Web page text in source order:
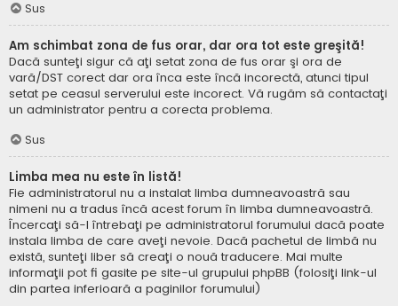
Sus
Am schimbat zona de fus orar, dar ora tot este greşită!
Dacă sunteţi sigur că aţi setat zona de fus orar şi ora de
vară/DST corect dar ora înca este încă incorectă, atunci tipul
setat pe ceasul serverului este incorect. Vă rugăm să contactaţi
un administrator pentru a corecta problema.
Sus
Limba mea nu este în listă!
Fie administratorul nu a instalat limba dumneavoastră sau
nimeni nu a tradus încă acest forum în limba dumneavoastră.
Încercaţi să-l întrebaţi pe administratorul forumului dacă poate
instala limba de care aveţi nevoie. Dacă pachetul de limbă nu
există, sunteţi liber să creaţi o nouă traducere. Mai multe
informaţii pot fi gasite pe site-ul grupului phpBB (folosiţi link-ul
din partea inferioară a paginilor forumului)